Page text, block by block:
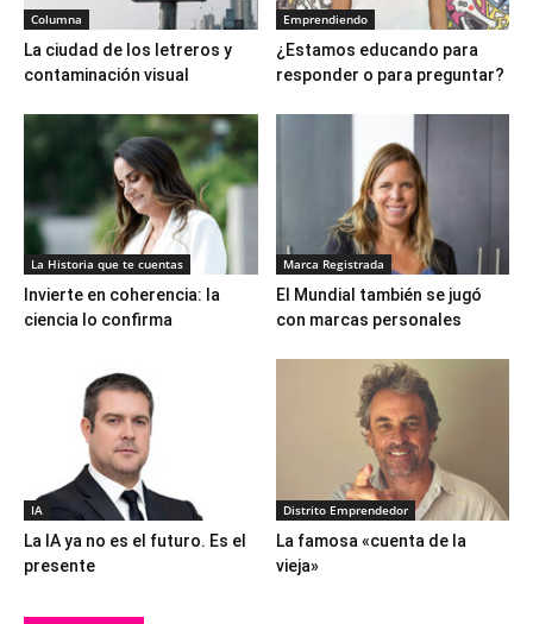
Columna
La ciudad de los letreros y
contaminación visual
Emprendiendo
¿Estamos educando para
responder o para preguntar?
La Historia que te cuentas
Invierte en coherencia: la
ciencia lo confirma
Marca Registrada
El Mundial también se jugó
con marcas personales
IA
La IA ya no es el futuro. Es el
presente
Distrito Emprendedor
La famosa «cuenta de la
vieja»